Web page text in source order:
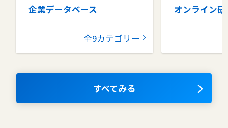
企業データベース
グループウェア
コラボレーションツール
ナレッジマネジメントツール
全9カテゴリー
オンライン研
タレントマ
OKRツール
すべてみる